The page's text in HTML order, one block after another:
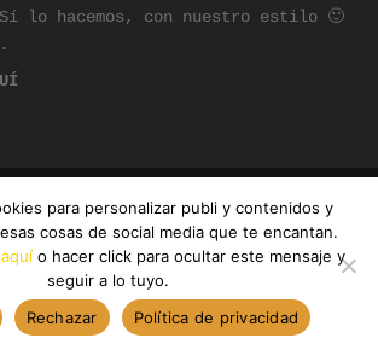
lo hacemos, con nuestro estilo 🙂
@AMANDA DREAMHUNTER
INSTAGRAM SOMOS AMANDA
para personalizar publi y contenidos y
cosas de social media que te encantan.
o hacer click para ocultar este mensaje y
seguir a lo tuyo.
Rechazar Política de privacidad